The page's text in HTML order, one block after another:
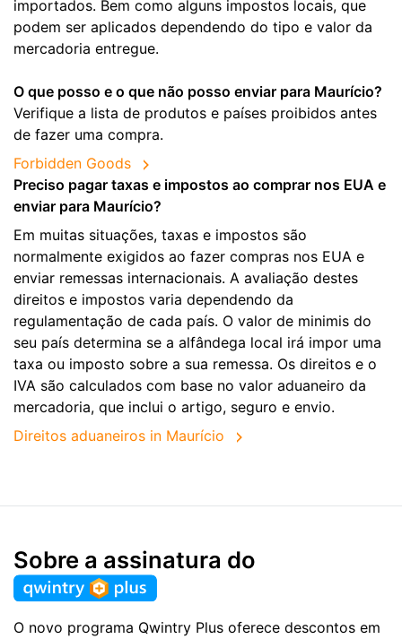
importados. Bem como alguns impostos locais, que
podem ser aplicados dependendo do tipo e valor da
mercadoria entregue.
O que posso e o que não posso enviar para Maurício?
Verifique a lista de produtos e países proibidos antes
de fazer uma compra.
Forbidden Goods
Preciso pagar taxas e impostos ao comprar nos EUA e
enviar para Maurício?
Em muitas situações, taxas e impostos são
normalmente exigidos ao fazer compras nos EUA e
enviar remessas internacionais. A avaliação destes
direitos e impostos varia dependendo da
regulamentação de cada país. O valor de minimis do
seu país determina se a alfândega local irá impor uma
taxa ou imposto sobre a sua remessa. Os direitos e o
IVA são calculados com base no valor aduaneiro da
mercadoria, que inclui o artigo, seguro e envio.
Direitos aduaneiros in Maurício
Sobre a assinatura do
O novo programa Qwintry Plus oferece descontos em